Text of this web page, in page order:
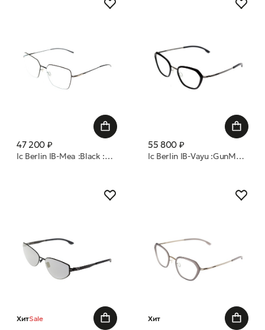
47 200 ₽
Ic Berlin IB-Mea :Black :RX-Clear :Silk Pure оправа
55 800 ₽
Ic Berlin IB-Vayu :GunMetal :Black-Matt :RXClear :Mittwoch Smail 51 оправа
ХитSale Хит